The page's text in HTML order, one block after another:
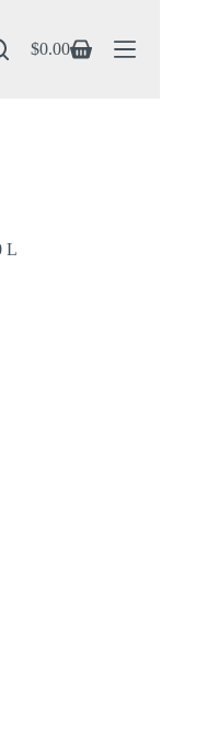
Carro
$0.00